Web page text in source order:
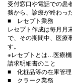
受付窓口や電話での患
務から、診療が終わっ
■ レセプト業務
レセプト作成は毎月月
で、その期間中、医療
す。
※レセプトとは…医療機
請求明細書のこと
■ 化粧品等の在庫管理
■ クラーク業務